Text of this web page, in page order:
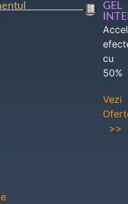
GEL
cu
50%
Vezi
>>